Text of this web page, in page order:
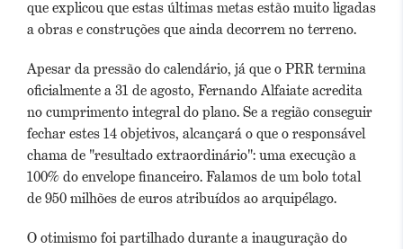
que explicou que estas últimas metas estão muito ligadas
a obras e construções que ainda decorrem no terreno.
Apesar da pressão do calendário, já que o PRR termina
oficialmente a 31 de agosto, Fernando Alfaiate acredita
no cumprimento integral do plano.Se a região conseguir
fechar estes 14 objetivos, alcançará o que o responsável
chama de "resultado extraordinário": uma execução a
100% do envelope financeiro. Falamos de um bolo total
de 950 milhões de euros atribuídos ao arquipélago.
O otimismo foi partilhado durante a inauguração do